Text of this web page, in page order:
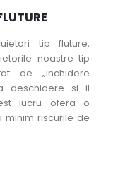
tip fluture,
noastre tip
de „inchidere
deschidere si il
lucru ofera o
riscurile de